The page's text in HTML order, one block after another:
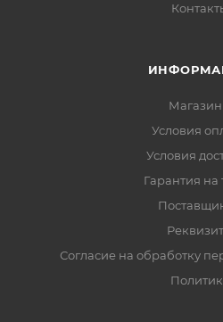
Условия
Условия
Гарантия на
Согласие на обработку